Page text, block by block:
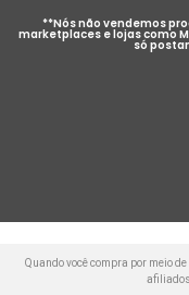
**Nós não vendemos
marketplaces e lojas como
só
Quando você compra por meio